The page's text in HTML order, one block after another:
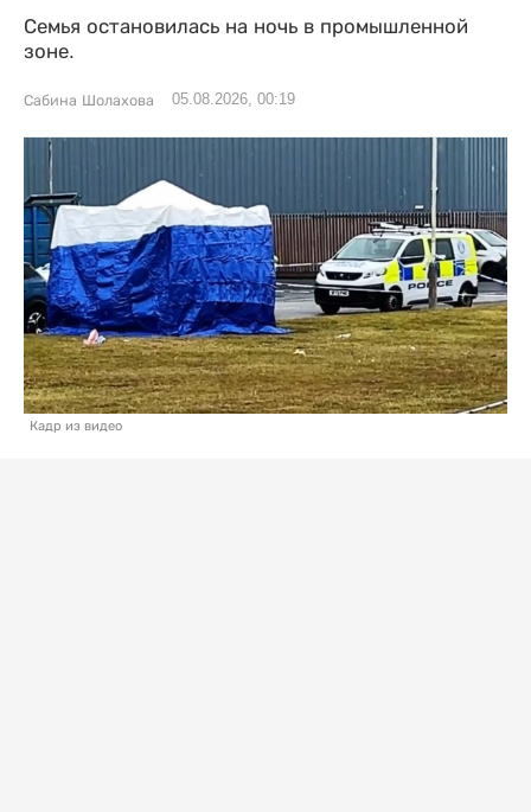
Семья остановилась на ночь в промышленной
зоне.
Сабина Шолахова 05.08.2026, 00:19
Кадр из видео